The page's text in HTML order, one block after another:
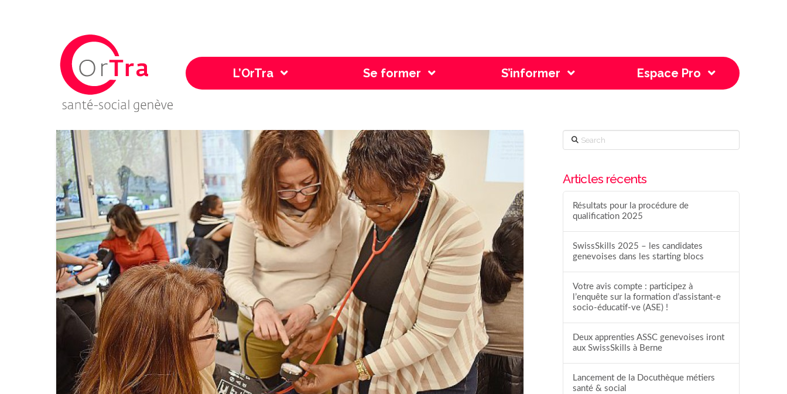
L’OrTra Se former S’informer Espace Pro
Search
Articles récents
Résultats pour la procédure de
qualification 2025
SwissSkills 2025 – les candidates
genevoises dans les starting blocs
Votre avis compte : participez à
l’enquête sur la formation d’assistant-e
socio-éducatif-ve (ASE) !
Deux apprenties ASSC genevoises iront
aux SwissSkills à Berne
Lancement de la Docuthèque métiers
santé & social